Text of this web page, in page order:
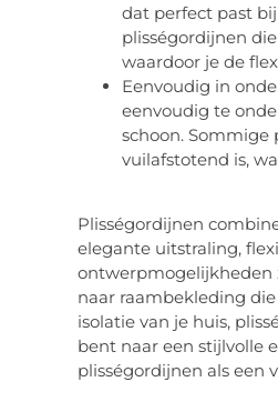
dat perfect past
plisségordijnen
waardoor je de
Eenvoudig in
eenvoudig te
schoon. Sommige
vuilafstotend is,
Plisségordijnen
elegante uitstraling,
ontwerpmogelijkheden
naar raambekleding
isolatie van je huis,
bent naar een stijlvolle
plisségordijnen als een